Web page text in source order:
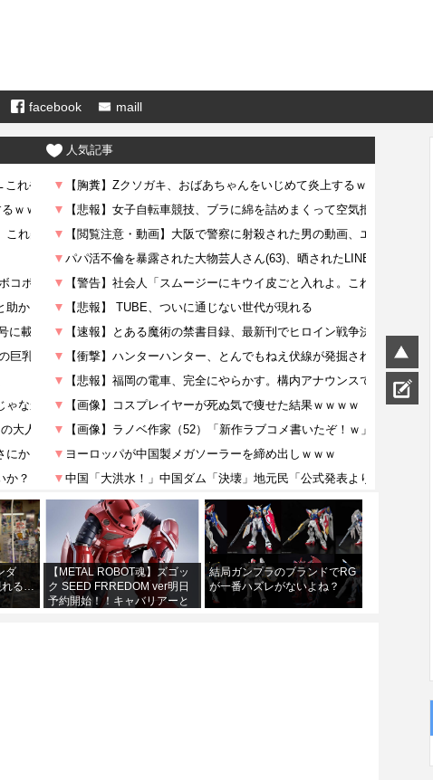
facebook maill
人気記事
ダ
る…
【METAL ROBOT魂】ズゴッ
ク SEED FRREDOM ver明日
予約開始！！キャバリアーと
結局ガンプラのブランドでRG
が一番ハズレがないよね？